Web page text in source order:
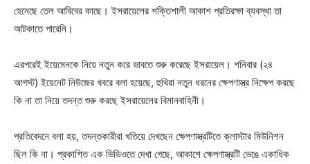
হেনেছে তেল আবিবের কাছে। ইসরায়েলের শক্তিশালী আকাশ প্রতিরক্ষা ব্যবস্থা তা
আটকাতে পারেনি।
এরপরেই ইয়েমেনকে নিয়ে নতুন করে ভাবতে শুরু করেছে ইসরায়েল। শনিবার (২৪
আগস্ট) ইয়েনেট নিউজের খবরে বলা হয়েছে, হুথিরা নতুন ধরনের ক্ষেপণাস্ত্র নিক্ষেপ করছে
কি না তা নিয়ে তদন্ত শুরু করছে ইসরায়েলের বিমানবাহিনী।
প্রতিবেদনে বলা হয়, তদন্তকারীরা খতিয়ে দেখছেন ক্ষেপণাস্ত্রটিতে ক্লাস্টার মিউনিশন
ছিল কি না। প্রকাশিত এক ভিডিওতে দেখা গেছে, আকাশে ক্ষেপণাস্ত্রটি ভেঙে একাধিক